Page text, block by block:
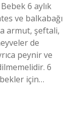
6 aylık
ve balkabağı
armut, şeftali,
de
peynir ve
6
için…